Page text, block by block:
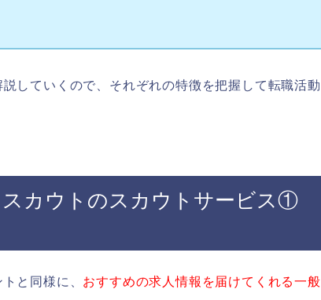
していくので、それぞれの特徴を把握して転職活動
カウトのスカウトサービス①
と同様に、 おすすめの求人情報を届けてくれる一般